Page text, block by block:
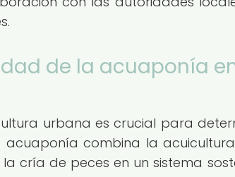
de la acuaponía
urbana es crucial para
acuaponía combina la
cría de peces en un sistema